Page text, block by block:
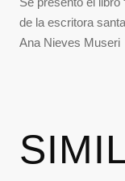
de la escritora
Ana Nieves Museri